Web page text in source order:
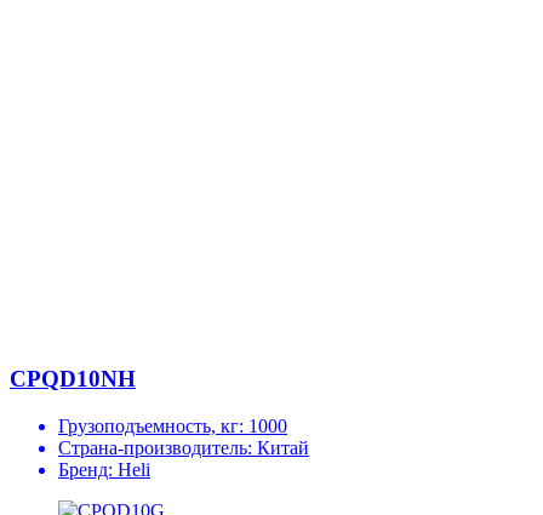
CPQD10NH
Грузоподъемность, кг: 1000
Страна-производитель: Китай
Бренд: Heli